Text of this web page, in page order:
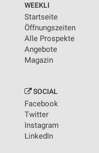
WEEKLI
Startseite
Öffnungszeiten
Alle Prospekte
Angebote
Magazin
SOCIAL
Facebook
Twitter
Instagram
LinkedIn
Erstellung von Profilen
Werbung
Verwendung von
personalisierter Werbung
Verwendung von
personalisierter Inhalte
Messung der